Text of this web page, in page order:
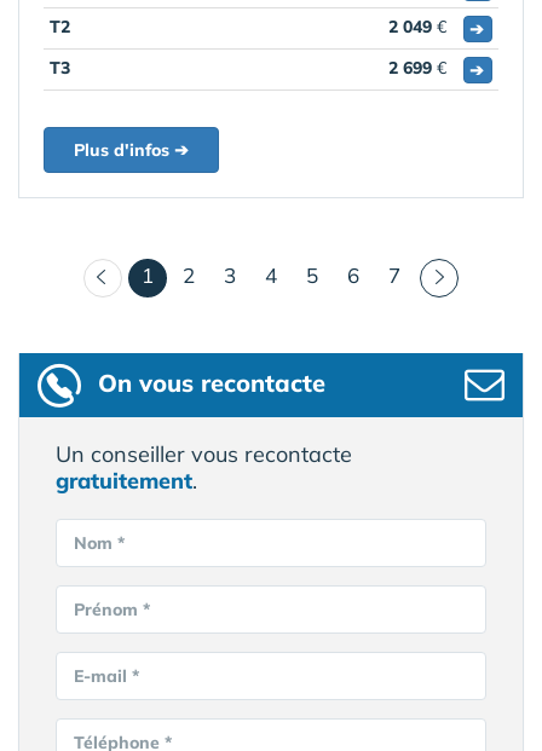
T2
2 049 €
➔
T3
2 699 € ➔
Plus d'infos ➔
1 (courant)
2 3 4 5 6 7
On vous recontacte
Un conseiller vous recontacte
gratuitement.
Nom *
Prénom *
E-mail *
Téléphone *